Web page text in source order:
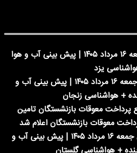
وضعیت هوای فردا یزد جمعه ۱۶ مرداد ۱۴۰۵ | پیش بینی آب و هوا
وضعیت هوای فردا زنجان جمعه ۱۶ مرداد ۱۴۰۵ | پیش بینی آب و
معوقات بازنشستگان تامین
معوقات بازنشستگان اعلام شد
وضعیت هوای فردا گلستان جمعه ۱۶ مرداد ۱۴۰۵ | پیش بینی آب و